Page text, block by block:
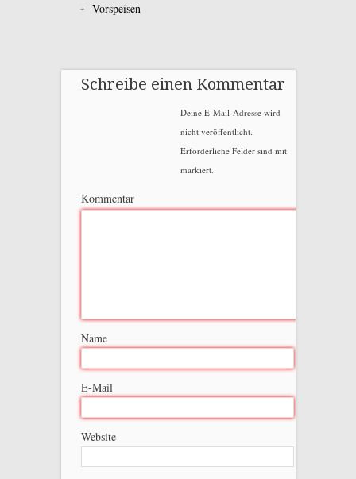
Vorspeisen
Schreibe einen Kommentar
Deine E-Mail-Adresse wird
nicht veröffentlicht.
Erforderliche Felder sind mit
markiert.
Kommentar
Name
E-Mail
Website